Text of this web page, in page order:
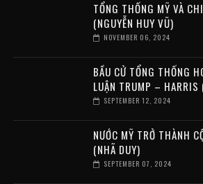
TỔNG THỐNG MỸ VÀ
(NGUYỄN HUY VŨ)
NOVEMBER 06, 2024
BẦU CỬ TỔNG THỐNG
LUẬN TRUMP –
SEPTEMBER 12, 2024
NƯỚC MỸ TRỞ THÀNH
(NHÃ DUY)
SEPTEMBER 07, 2024